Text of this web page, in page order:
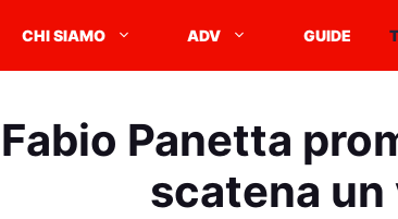
CHI SIAMO ADV GUIDE
Fabio Panetta
scatena un